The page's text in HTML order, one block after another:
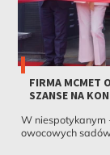
FIRMA MCMET
SZANSE NA
W niespotykanym
owocowych